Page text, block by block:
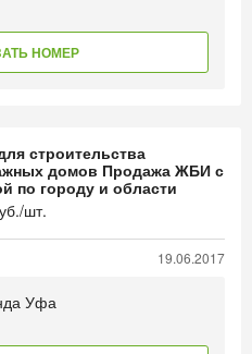
НОМЕР
строительства
домов Продажа ЖБИ с
по городу и области
шт.
19.06.2017
Уфа